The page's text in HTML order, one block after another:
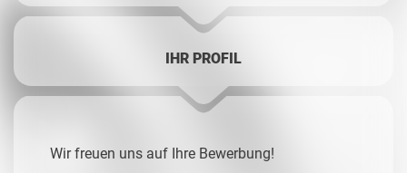
IHR PROFIL
Wir freuen uns auf Ihre Bewerbung!